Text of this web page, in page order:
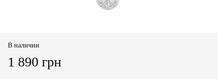
В наличии
1 890 грн